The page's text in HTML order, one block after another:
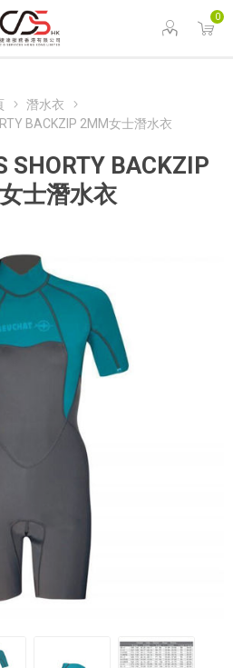
0
潛水衣
BACKZIP 2MM女士潛水衣
SHORTY BACKZIP
士潛水衣